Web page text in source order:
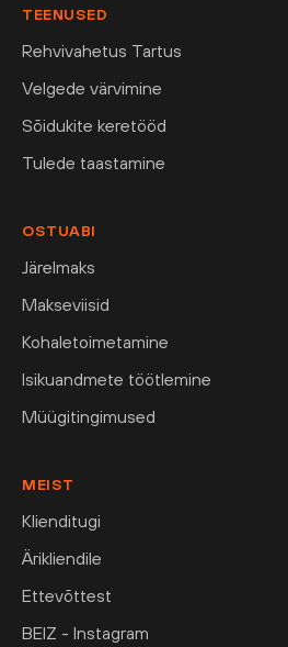
TEENUSED
Rehvivahetus Tartus
Velgede värvimine
Sõidukite keretööd
Tulede taastamine
OSTUABI
Järelmaks
Makseviisid
Kohaletoimetamine
Isikuandmete töötlemine
Müügitingimused
MEIST
Klienditugi
Ärikliendile
Ettevõttest
BEIZ - Instagram